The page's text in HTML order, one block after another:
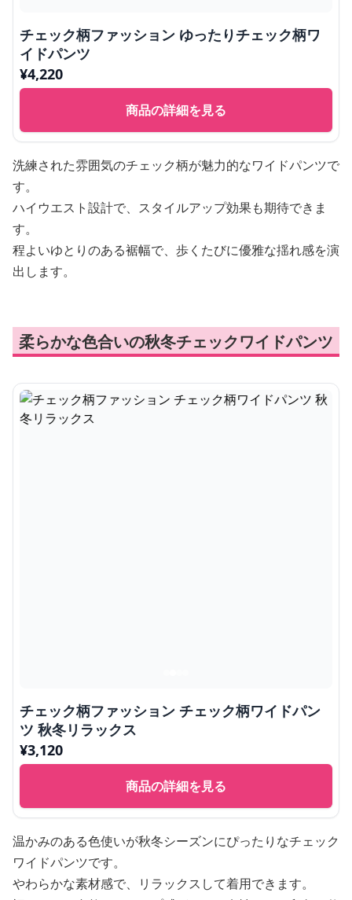
チェック柄ファッション ゆったりチェック柄ワ
イドパンツ
¥4,220
商品の詳細を見る
洗練された雰囲気のチェック柄が魅力的なワイドパンツで
す。
ハイウエスト設計で、スタイルアップ効果も期待できま
す。
程よいゆとりのある裾幅で、歩くたびに優雅な揺れ感を演
出します。
柔らかな色合いの秋冬チェックワイドパンツ
チェック柄ファッション チェック柄ワイドパン
ツ 秋冬リラックス
¥3,120
商品の詳細を見る
温かみのある色使いが秋冬シーズンにぴったりなチェック
ワイドパンツです。
やわらかな素材感で、リラックスして着用できます。